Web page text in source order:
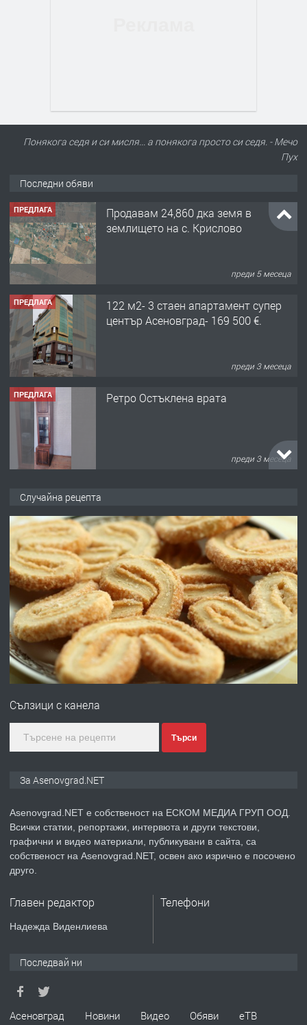
Понякога седя и си мисля... а понякога просто си седя. - Мечо
Пух
Последни обяви
ПРЕДЛАГА
Продавам 24,860 дка земя в
землището на с. Крислово
преди 5 месеца
ПРЕДЛАГА
122 м2- 3 стаен апартамент супер
център Асеновград- 169 500 €.
преди 3 месеца
ПРЕДЛАГА Ретро Остъклена врата
преди 3 месеца
преди 10 месеца
ПРЕДЛАГА
Професионална броячна машина -
със сертификат от ЕЦБ
преди 1 година
ПРЕДЛАГА
Професионална зеленчукорезачка
преди 2 години
ПРЕДЛАГА
Давам индивидуалани уроци по
преди 2 години
Случайна рецепта
Сълзици с канела
Търси
За Asenovgrad.NET
Asenovgrad.NET е собственост на ЕСКОМ МЕДИА ГРУП ООД.
Всички статии, репортажи, интервюта и други текстови,
графични и видео материали, публикувани в сайта, са
собственост на Asenovgrad.NET, освен ако изрично е посочено
друго.
Главен редактор
Надежда Виденлиева
Телефони
Последвай ни
Асеновград Новини Видео Обяви
еТВ